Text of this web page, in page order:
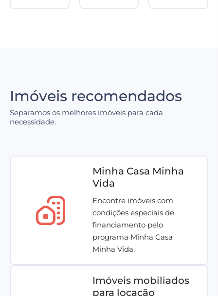
Imóveis recomendados
Separamos os melhores imóveis para cada
necessidade.
Minha Casa Minha
Vida
Encontre imóveis com
condições especiais de
financiamento pelo
programa Minha Casa
Minha Vida.
Imóveis mobiliados
para locação